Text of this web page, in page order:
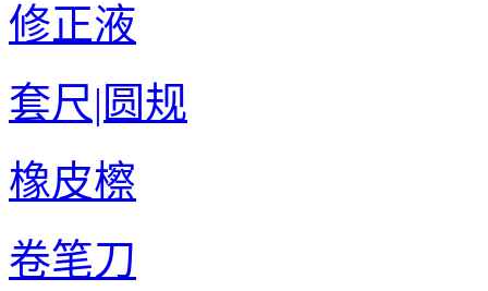
修正液
套尺|圆规
橡皮檫
卷笔刀